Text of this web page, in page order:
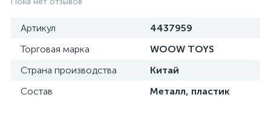
Артикул
4437959
Торговая марка
WOOW TOYS
Страна производства
Китай
Состав
Металл, пластик